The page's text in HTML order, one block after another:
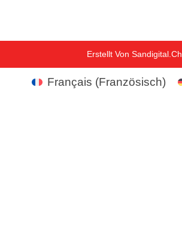
Erstellt Von Sandigital.ch
Français (Französisch)